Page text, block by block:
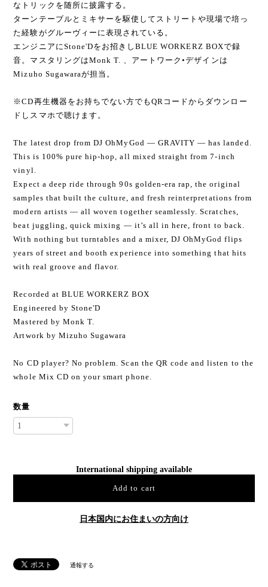
なトリックを随所に披露する。
ターンテーブルとミキサーを駆使してストリートや現場で培っ
た経験がグルーヴィーに表現されている。
エンジニアにStone'Dをお招きしBLUE WORKERZ BOXで録
音。マスタリングはMonk T. 、アートワーク•デザインは
Mizuho Sugawaraが担当。
※CD再生機器をお持ちでない方でもQRコードからダウンロー
ドしスマホで聴けます。
The latest drop from DJ OhMyGod — GRAVITY — has landed.
This is 100% pure hip-hop, all mixed straight from 7-inch
vinyl.
Expect a deep ride through 90s golden-era rap, the original
samples that built the culture, and fresh reinterpretations from
modern artists — all woven together seamlessly. Scratches,
beat juggling, quick mixing — it’s all in here, front to back.
With nothing but turntables and a mixer, DJ OhMyGod flips
years of street and booth experience into something that hits
with real groove and flavor.
Recorded at BLUE WORKERZ BOX
Engineered by Stone'D
Mastered by Monk T.
Artwork by Mizuho Sugawara
No CD player? No problem. Scan the QR code and listen to the
whole Mix CD on your smart phone.
数量
International shipping available
Add to cart
日本国内にお住まいの方向け
通報する